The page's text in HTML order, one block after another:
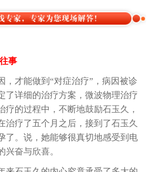
事
，才能做到“对症治疗”，病因被诊
了详细的治疗方案，微波物理治疗
疗的过程中，不断地鼓励石玉久，
治疗了五个月之后，接到了石玉久
了。说，她能够很真切地感受到电
兴奋与欣喜。